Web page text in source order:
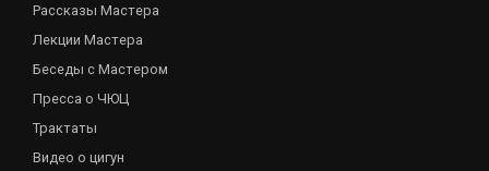
Рассказы Мастера
Лекции Мастера
Беседы с Мастером
Пресса о ЧЮЦ
Трактаты
Видео о цигун